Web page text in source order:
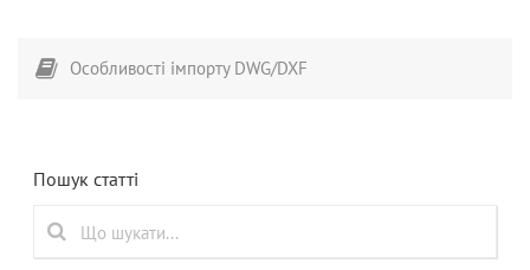
Особливості імпорту DWG/DXF
Пошук статті